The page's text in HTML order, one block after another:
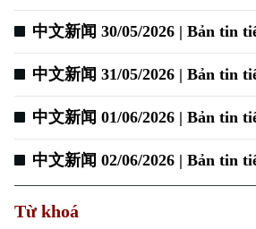
中文新闻 30/05/2026 | Bản tin
中文新闻 31/05/2026 | Bản tin
中文新闻 01/06/2026 | Bản tin
中文新闻 02/06/2026 | Bản tin
Từ khoá